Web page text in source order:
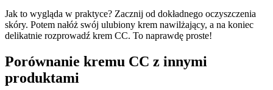
Jak to wygląda w praktyce? Zacznij od dokładnego oczyszczenia
skóry. Potem nałóż swój ulubiony krem nawilżający, a na koniec
delikatnie rozprowadź krem CC. To naprawdę proste!
Porównanie kremu CC z innymi
produktami